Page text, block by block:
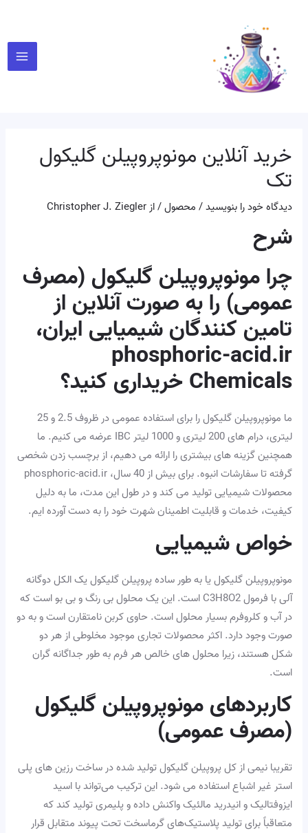
خرید آنلاین مونوپروپیلن گلیکول
تک
دیدگاه‌ خود را بنویسید/ محصول/ ازChristopher J. Ziegler
شرح
چرا مونوپروپیلن گلیکول (مصرف
عمومی) را به صورت آنلاین از
تامین کنندگان شیمیایی ایران،
phosphoric-acid.ir
Chemicals خریداری کنید؟
ما مونوپروپیلن گلیکول را برای استفاده عمومی در ظروف 2.5 و 25
لیتری، درام های 200 لیتری و 1000 لیتر IBC عرضه می کنیم. ما
همچنین گزینه های بیشتری را ارائه می دهیم، از برچسب زدن شخصی
گرفته تا سفارشات انبوه. برای بیش از 40 سال، phosphoric-acid.ir
محصولات شیمیایی تولید می کند و در طول این مدت، ما به دلیل
کیفیت، خدمات و قابلیت اطمینان شهرت خود را به دست آورده ایم.
خواص شیمیایی
مونوپروپیلن گلیکول یا به طور ساده پروپیلن گلیکول یک الکل دوگانه
آلی با فرمول C3H8O2 است. این یک محلول بی رنگ و بی بو است که
در آب و کلروفرم بسیار محلول است. حاوی کربن نامتقارن است و به دو
صورت وجود دارد. اکثر محصولات تجاری موجود مخلوطی از هر دو
شکل هستند، زیرا محلول های خالص هر فرم به طور جداگانه گران
است.
کاربردهای مونوپروپیلن گلیکول
(مصرف عمومی)
تقریبا نیمی از کل پروپیلن گلیکول تولید شده در ساخت رزین های پلی
استر غیر اشباع استفاده می شود. این ترکیب می‌تواند با اسید
ایزوفتالیک و انیدرید مالئیک واکنش داده و پلیمری تولید کند که
متعاقباً برای تولید پلاستیک‌های گرماسخت تحت پیوند متقابل قرار
نوشته